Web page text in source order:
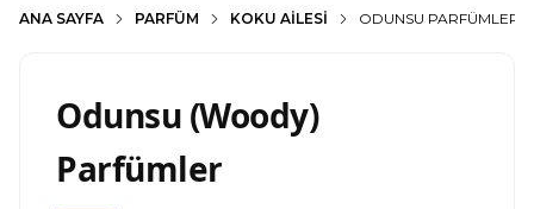
ANA SAYFA PARFÜM KOKU AILESI ODUNSU PARFÜMLER
Odunsu (Woody)
Parfümler